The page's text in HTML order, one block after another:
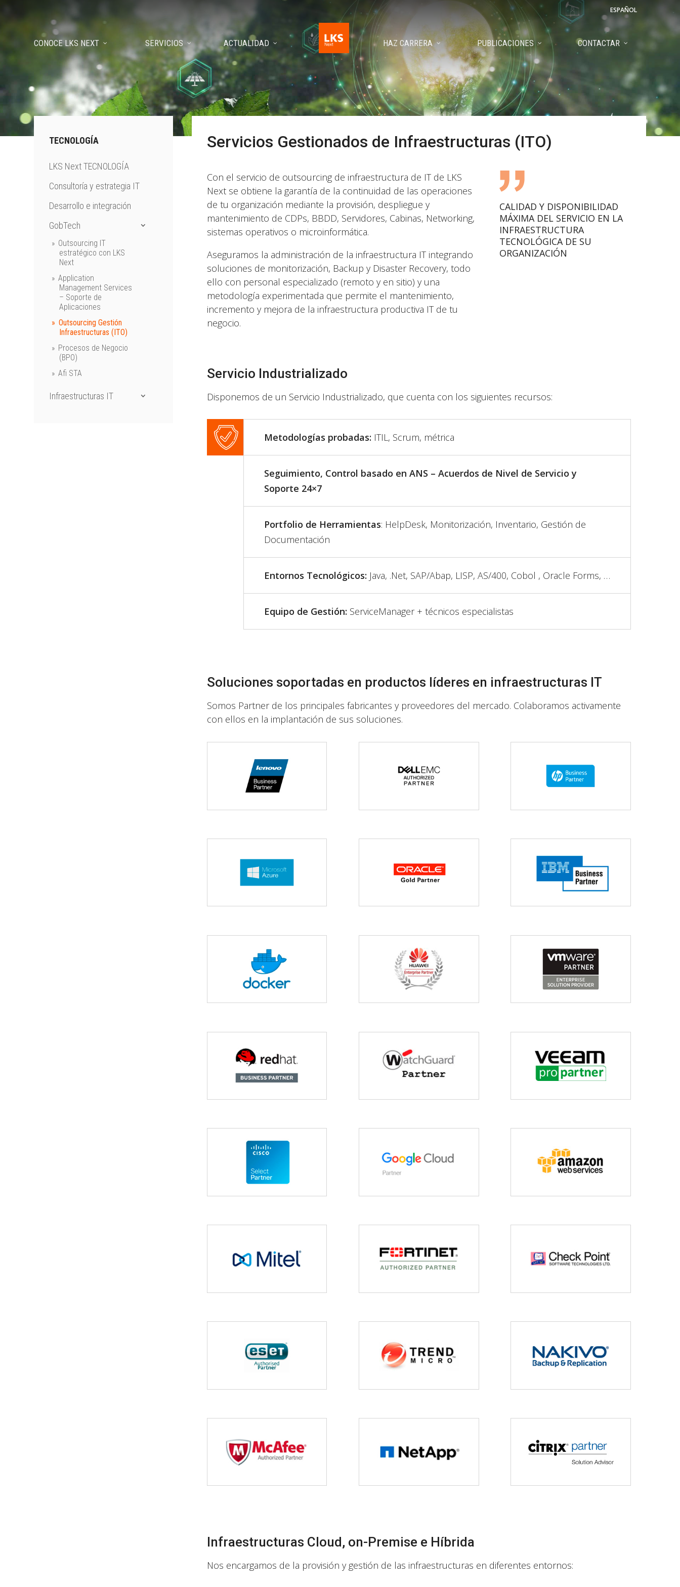
ESPAÑOL
CONOCE LKS NEXT SERVICIOS ACTUALIDAD HAZ CARRERA PUBLICACIONES CONTACTAR
TECNOLOGÍA
LKS Next TECNOLOGÍA
Consultoría y estrategia IT
Desarrollo e integración
GobTech
Outsourcing IT
estratégico con LKS
Next
Application
Management Services
– Soporte de
Aplicaciones
Outsourcing Gestión
Infraestructuras (ITO)
Procesos de Negocio
(BPO)
Afi STA
Infraestructuras IT
Servicios Gestionados de Infraestructuras (ITO)
Con el servicio de outsourcing de infraestructura de IT de LKS
Next se obtiene la garantía de la continuidad de las operaciones
de tu organización mediante la provisión, despliegue y
mantenimiento de CDPs, BBDD, Servidores, Cabinas, Networking,
sistemas operativos o microinformática.
Aseguramos la administración de la infraestructura IT integrando
soluciones de monitorización, Backup y Disaster Recovery, todo
ello con personal especializado (remoto y en sitio) y una
metodología experimentada que permite el mantenimiento,
incremento y mejora de la infraestructura productiva IT de tu
negocio.
CALIDAD Y DISPONIBILIDAD
MÁXIMA DEL SERVICIO EN LA
INFRAESTRUCTURA
TECNOLÓGICA DE SU
ORGANIZACIÓN
Servicio Industrializado
Disponemos de un Servicio Industrializado, que cuenta con los siguientes recursos:
Metodologías probadas: ITIL, Scrum, métrica
Seguimiento, Control basado en ANS – Acuerdos de Nivel de Servicio y
Soporte 24×7
Portfolio de Herramientas: HelpDesk, Monitorización, Inventario, Gestión de
Documentación
Entornos Tecnológicos: Java, .Net, SAP/Abap, LISP, AS/400, Cobol , Oracle Forms, …
Equipo de Gestión: ServiceManager + técnicos especialistas
Soluciones soportadas en productos líderes en infraestructuras IT
Somos Partner de los principales fabricantes y proveedores del mercado. Colaboramos activamente
con ellos en la implantación de sus soluciones.
Infraestructuras Cloud, on-Premise e Híbrida
Nos encargamos de la provisión y gestión de las infraestructuras en diferentes entornos: